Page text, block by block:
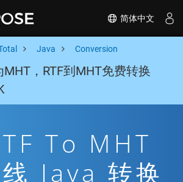
简体中文
Java Conversion
，RTF到MHT免费转换
To MHT
Java 转换